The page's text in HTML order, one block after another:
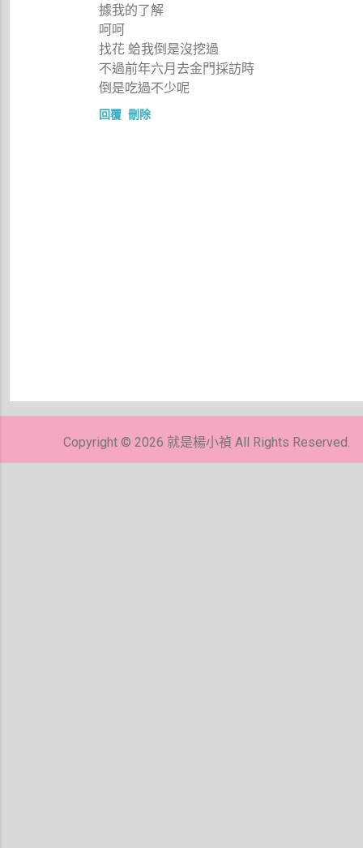
據我的了解
呵呵
找花 蛤我倒是沒挖過
不過前年六月去金門採訪時
倒是吃過不少呢
回覆 刪除
貼
Copyright © 2026 就是楊小禎 All Rights Reserved.